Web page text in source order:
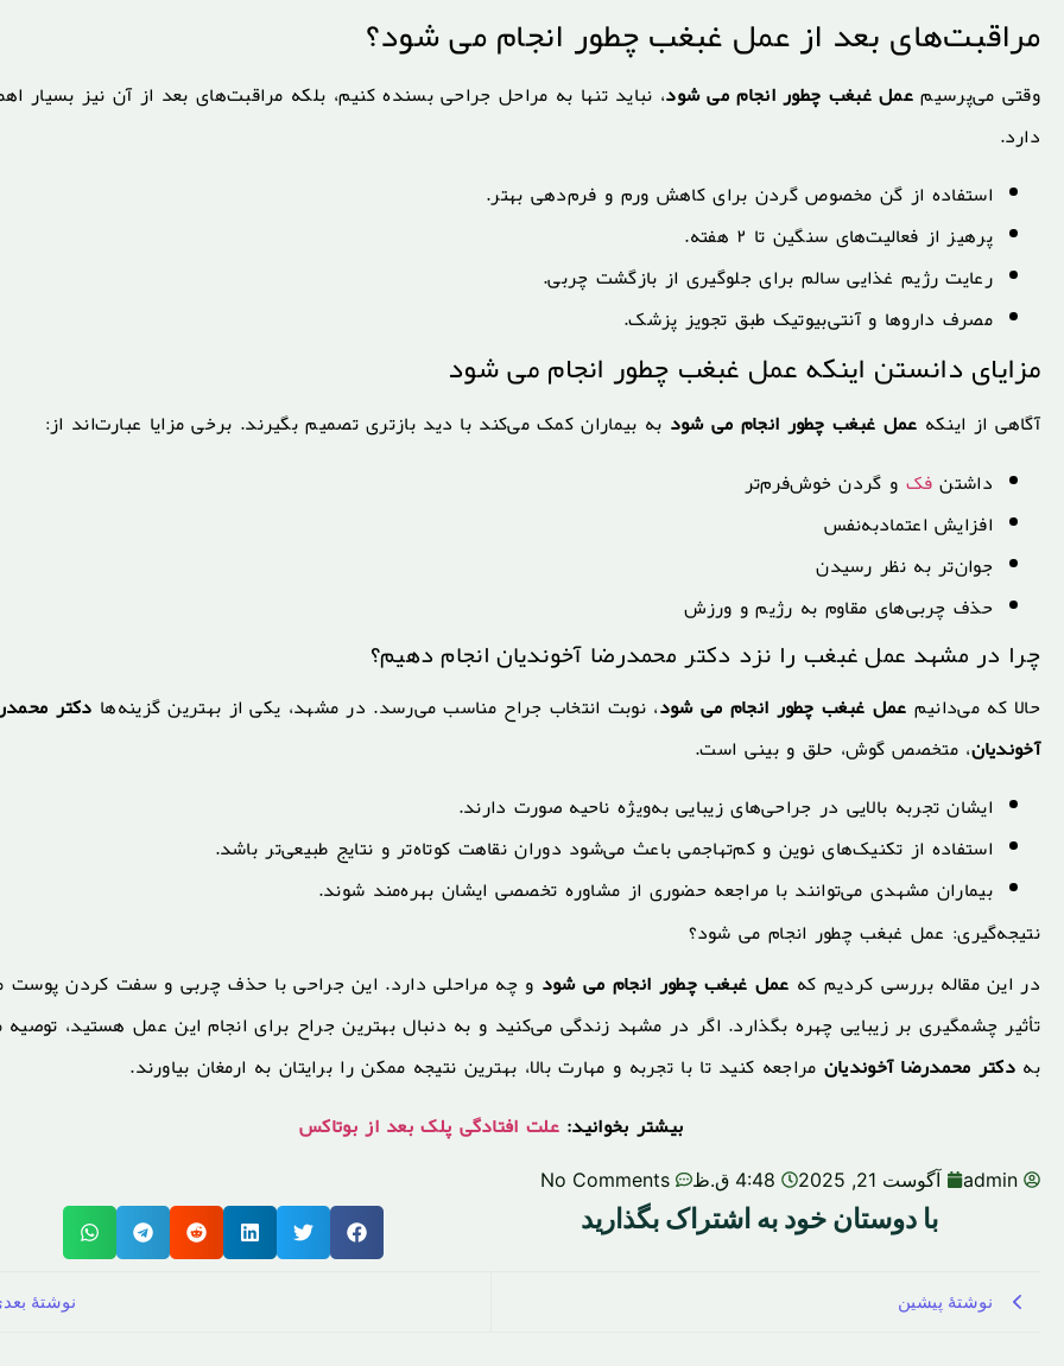
مراقبت‌های بعد از عمل غبغب چطور انجام می شود؟
وقتی می‌پرسیمعمل غبغب چطور انجام می شود، نباید تنها به مراحل جراحی بسنده کنیم، بلکه مراقبت‌های بعد از آن نیز بسیار
دارد.
استفاده از گن مخصوص گردن برای کاهش ورم و فرم‌دهی بهتر.
پرهیز از فعالیت‌های سنگین تا ۲ هفته.
رعایت رژیم غذایی سالم برای جلوگیری از بازگشت چربی.
مصرف داروها و آنتی‌بیوتیک طبق تجویز پزشک.
مزایای دانستن اینکه عمل غبغب چطور انجام می شود
آگاهی از اینکه عمل غبغب چطور انجام می شود به بیماران کمک می‌کند با دید بازتری تصمیم بگیرند. برخی مزایا عبارت‌اند از:
داشتنفک و گردن خوش‌فرم‌تر
افزایش اعتمادبه‌نفس
جوان‌تر به نظر رسیدن
حذف چربی‌های مقاوم به رژیم و ورزش
چرا در مشهد عمل غبغب را نزد دکتر محمدرضا آخوندیان انجام دهیم؟
حالا که می‌دانیم عمل غبغب چطور انجام می شود، نوبت انتخاب جراح مناسب می‌رسد. در مشهد، یکی از بهترین گزینه‌ها دکتر
آخوندیان، متخصص گوش، حلق و بینی است.
ایشان تجربه بالایی در جراحی‌های زیبایی به‌ویژه ناحیه صورت دارند.
استفاده از تکنیک‌های نوین و کم‌تهاجمی باعث می‌شود دوران نقاهت کوتاه‌تر و نتایج طبیعی‌تر باشد.
بیماران مشهدی می‌توانند با مراجعه حضوری از مشاوره تخصصی ایشان بهره‌مند شوند.
نتیجه‌گیری: عمل غبغب چطور انجام می شود؟
در این مقاله بررسی کردیم که عمل غبغب چطور انجام می شود و چه مراحلی دارد. این جراحی با حذف چربی و سفت کردن پوست
تأثیر چشمگیری بر زیبایی چهره بگذارد. اگر در مشهد زندگی می‌کنید و به دنبال بهترین جراح برای انجام این عمل هستید،
به دکتر محمدرضا آخوندیان مراجعه کنید تا با تجربه و مهارت بالا، بهترین نتیجه ممکن را برایتان به ارمغان بیاورند.
بیشتر بخوانید:علت افتادگی پلک بعد از بوتاکس
admin آگوست 21, 2025 4:48 ق.ظ No Comments
با دوستان خود به اشتراک بگذارید
نوشتهٔ پیشین نوشتهٔ